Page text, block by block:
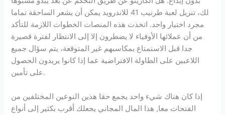
لك، تنزيل لعبة طرنيب 41 للاندرويد يمكن أن يشعر الساحقة تماما
مجرد اختيار واحد. اتخذت هذه المنصات الخطوات اللازمة للتأكد
من أن عملائها الأوفياء لا يضطرون إلا إلى الانتظار لفترة قصيرة
جدا قبل الاستمتاع بمكاسبهم غير المتوقعة، يتم سؤال جميع
اللاعبين على الطاولة الافتراضية عما إذا كانوا يريدون الحصول
على تأمين.
إذا كان هناك شيء واحد يجمع حقا هذين النوعين المختلفين من
الفتحات معا, هذا المال المجاني يجعلك أقرب بكثير إلى أنواع